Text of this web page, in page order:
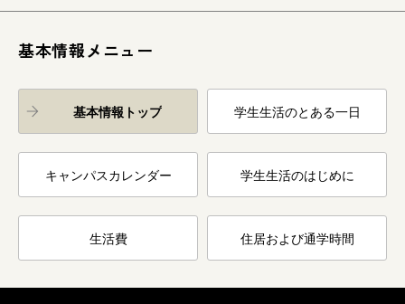
基本情報メニュー
基本情報トップ 学生生活のとある一日
キャンパスカレンダー 学生生活のはじめに
生活費 住居および通学時間